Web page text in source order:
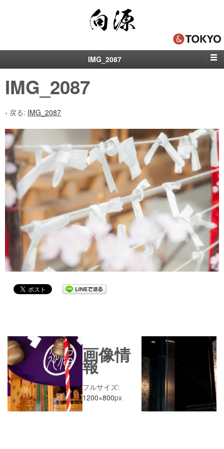
IMG_2087
IMG_2087
‹ 戻る: IMG_2087
画像情
報
フルサイズ:
1200×800px